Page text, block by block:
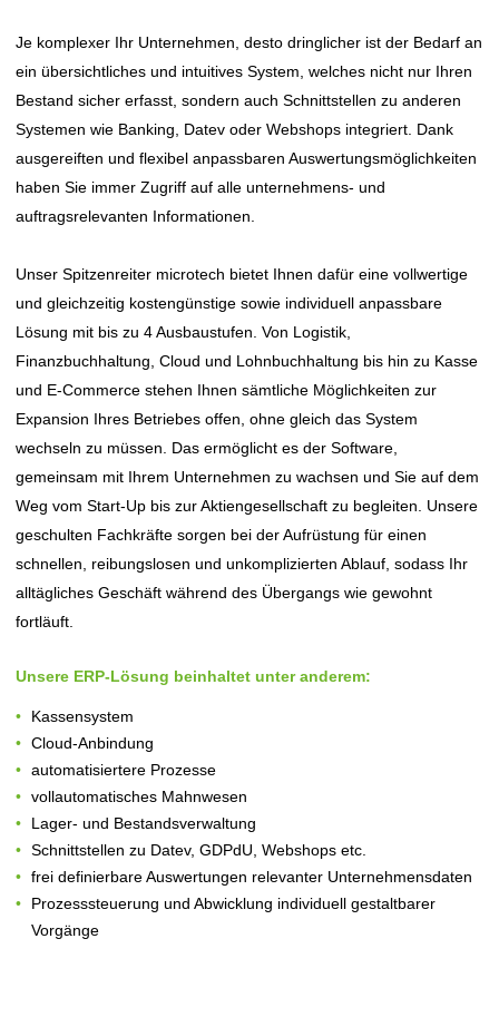
Je komplexer Ihr Unternehmen, desto dringlicher ist der Bedarf an
ein übersichtliches und intuitives System, welches nicht nur Ihren
Bestand sicher erfasst, sondern auch Schnittstellen zu anderen
Systemen wie Banking, Datev oder Webshops integriert. Dank
ausgereiften und flexibel anpassbaren Auswertungsmöglichkeiten
haben Sie immer Zugriff auf alle unternehmens- und
auftragsrelevanten Informationen.
Unser Spitzenreiter microtech bietet Ihnen dafür eine vollwertige
und gleichzeitig kostengünstige sowie individuell anpassbare
Lösung mit bis zu 4 Ausbaustufen. Von Logistik,
Finanzbuchhaltung, Cloud und Lohnbuchhaltung bis hin zu Kasse
und E-Commerce stehen Ihnen sämtliche Möglichkeiten zur
Expansion Ihres Betriebes offen, ohne gleich das System
wechseln zu müssen. Das ermöglicht es der Software,
gemeinsam mit Ihrem Unternehmen zu wachsen und Sie auf dem
Weg vom Start-Up bis zur Aktiengesellschaft zu begleiten. Unsere
geschulten Fachkräfte sorgen bei der Aufrüstung für einen
schnellen, reibungslosen und unkomplizierten Ablauf, sodass Ihr
alltägliches Geschäft während des Übergangs wie gewohnt
fortläuft.
Unsere ERP-Lösung beinhaltet unter anderem:
Kassensystem
Cloud-Anbindung
automatisiertere Prozesse
vollautomatisches Mahnwesen
Lager- und Bestandsverwaltung
Schnittstellen zu Datev, GDPdU, Webshops etc.
frei definierbare Auswertungen relevanter Unternehmensdaten
Prozesssteuerung und Abwicklung individuell gestaltbarer
Vorgänge